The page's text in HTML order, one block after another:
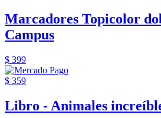
Marcadores Topicolor
Campus
$ 399
$ 359
Libro - Animales